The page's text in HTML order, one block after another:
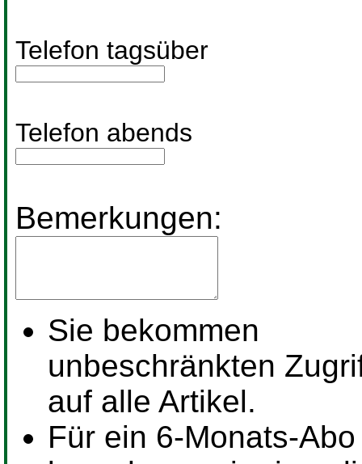
Telefon tagsüber
Telefon abends
Bemerkungen:
Sie bekommen
unbeschränkten
auf alle Artikel.
Für ein 6-Monats-Abo